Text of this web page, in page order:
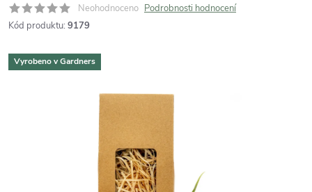
Neohodnoceno Podrobnosti hodnocení
Kód produktu: 9179
Vyrobeno v Gardners